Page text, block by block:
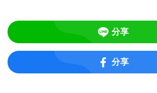
分享
分享